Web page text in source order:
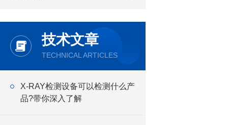
技术文章
TECHNICAL ARTICLES
X-RAY检测设备可以检测什么产
品?带你深入了解